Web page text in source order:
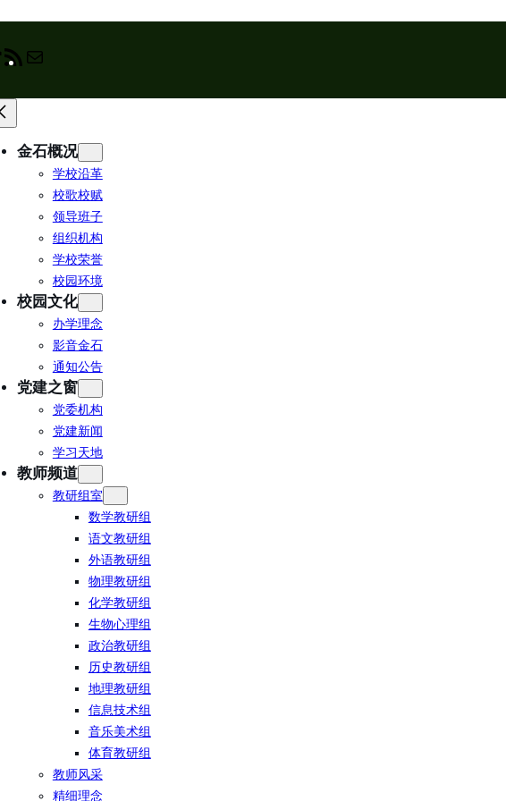
T
k
T
R
S
e
e
i
金石概况
学校沿革
校歌校赋
领导班子
组织机构
学校荣誉
校园环境
校园文化
办学理念
影音金石
通知公告
党建之窗
党委机构
党建新闻
学习天地
教师频道
教研组室
数学教研组
语文教研组
外语教研组
物理教研组
化学教研组
生物心理组
政治教研组
历史教研组
地理教研组
信息技术组
音乐美术组
体育教研组
教师风采
精细理念